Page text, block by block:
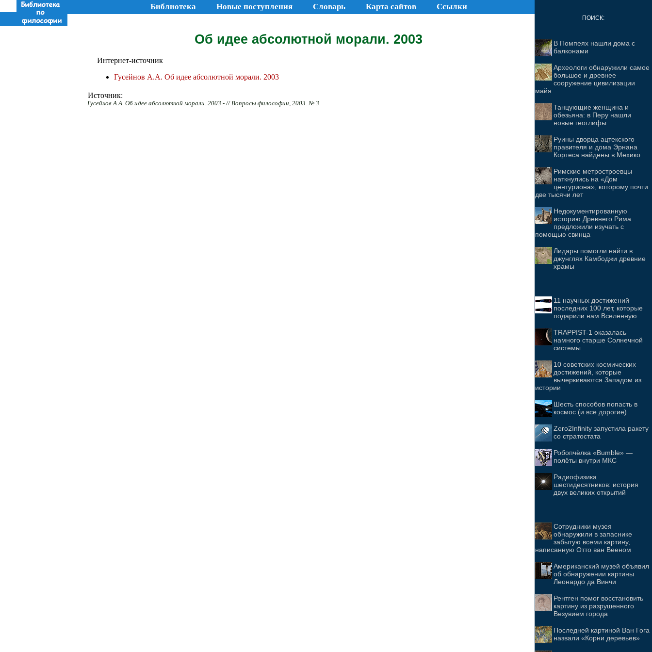
Библиотека Новые поступления Словарь Карта сайтов Ссылки
Об идее абсолютной морали. 2003
Интернет-источник
Гусейнов А.А. Об идее абсолютной морали. 2003
Источник:
Гусейнов А.А. Об идее абсолютной морали. 2003 - // Вопросы философии, 2003. № 3.
ПОИСК:
В Помпеях нашли дома с
балконами
Археологи обнаружили самое
большое и древнее
сооружение цивилизации
майя
Танцующие женщина и
обезьяна: в Перу нашли
новые геоглифы
Руины дворца ацтекского
правителя и дома Эрнана
Кортеса найдены в Мехико
Римские метростроевцы
наткнулись на «Дом
центуриона», которому почти
две тысячи лет
Недокументированную
историю Древнего Рима
предложили изучать с
помощью свинца
Лидары помогли найти в
джунглях Камбоджи древние
храмы
11 научных достижений
последних 100 лет, которые
подарили нам Вселенную
TRAPPIST-1 оказалась
намного старше Солнечной
системы
10 советских космических
достижений, которые
вычеркиваются Западом из
истории
Шесть способов попасть в
космос (и все дорогие)
Zero2Infinity запустила ракету
со стратостата
Робопчёлка «Bumble» —
полёты внутри МКС
Радиофизика
шестидесятников: история
двух великих открытий
Cотрудники музея
обнаружили в запаснике
забытую всеми картину,
написанную Отто ван Вееном
Американский музей объявил
об обнаружении картины
Леонардо да Винчи
Рентген помог восстановить
картину из разрушенного
Везувием города
Последней картиной Ван Гога
назвали «Корни деревьев»